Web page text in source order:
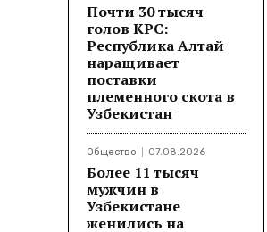
Почти 30 тысяч
голов КРС:
Республика Алтай
наращивает
поставки
племенного скота в
Узбекистан
Общество 07.08.2026
Более 11 тысяч
мужчин в
Узбекистане
женились на